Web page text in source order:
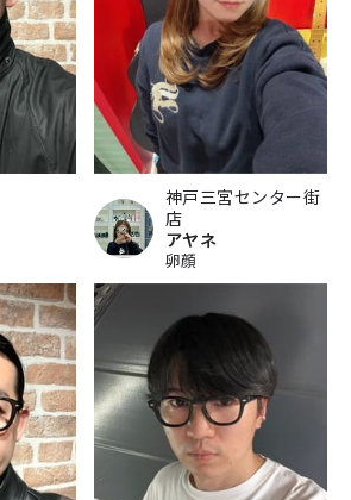
神戸三宮センター街
店
アヤネ
卵顔